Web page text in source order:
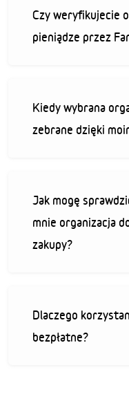
Czy weryfikujecie
pieniądze przez
Kiedy wybrana
zebrane dzięki
Jak mogę
mnie organizacja
zakupy?
Dlaczego
bezpłatne?